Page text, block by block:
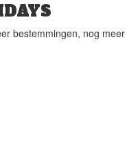
bestemmingen, nog